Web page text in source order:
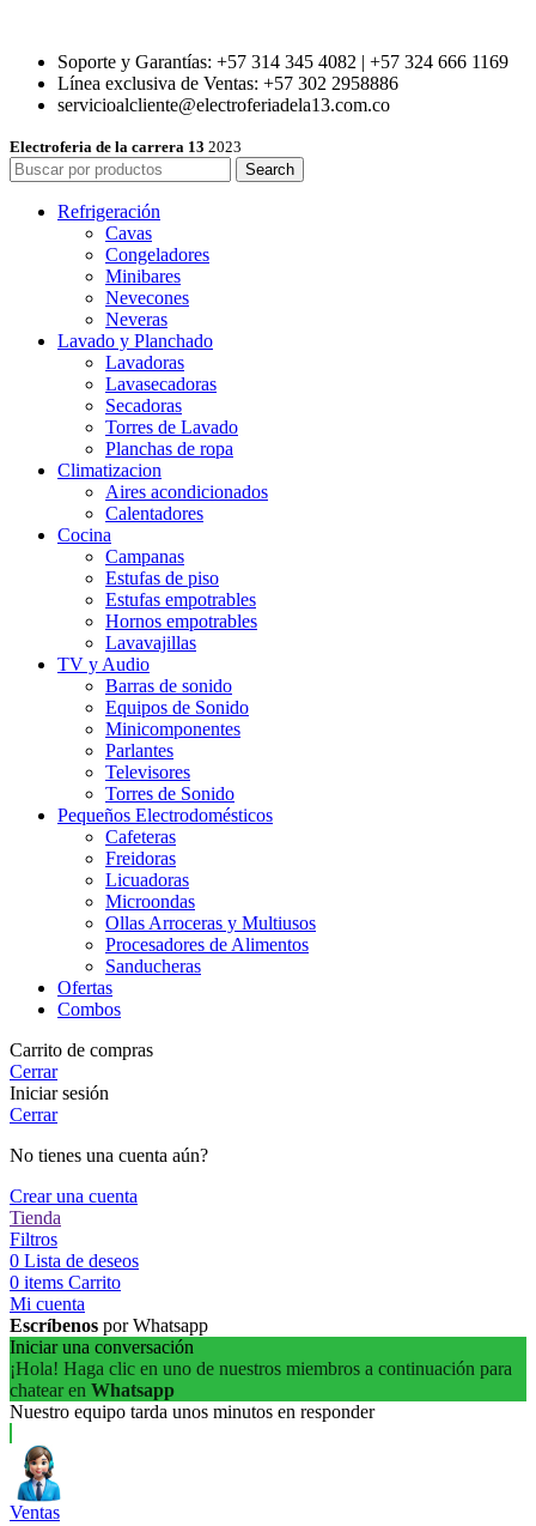
Soporte y Garantías: +57 314 345 4082 | +57 324 666 1169
Línea exclusiva de Ventas: +57 302 2958886
servicioalcliente@electroferiadela13.com.co
Electroferia de la carrera 13 2023
Search
Refrigeración
Cavas
Congeladores
Minibares
Nevecones
Neveras
Lavado y Planchado
Lavadoras
Lavasecadoras
Secadoras
Torres de Lavado
Planchas de ropa
Climatizacion
Aires acondicionados
Calentadores
Cocina
Campanas
Estufas de piso
Estufas empotrables
Hornos empotrables
Lavavajillas
TV y Audio
Barras de sonido
Equipos de Sonido
Minicomponentes
Parlantes
Televisores
Torres de Sonido
Pequeños Electrodomésticos
Cafeteras
Freidoras
Licuadoras
Microondas
Ollas Arroceras y Multiusos
Procesadores de Alimentos
Sanducheras
Ofertas
Combos
Carrito de compras
Cerrar
Iniciar sesión
Cerrar
No tienes una cuenta aún?
Crear una cuenta
Tienda
Filtros
0 Lista de deseos
0 items Carrito
Mi cuenta
Escríbenos por Whatsapp
Iniciar una conversación
¡Hola! Haga clic en uno de nuestros miembros a continuación para
chatear en Whatsapp
Nuestro equipo tarda unos minutos en responder
Ventas